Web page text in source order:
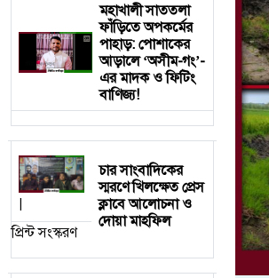
মহাখালী সাততলা
ফাঁড়িতে অপকর্মের
পাহাড়: পোশাকের
আড়ালে ‘অসীম-গং’-
এর মাদক ও ফিটিং
বাণিজ্য!
|
প্রিন্ট সংস্করণ
চার সাংবাদিকের
স্মরণে খিলক্ষেত প্রেস
ক্লাবে আলোচনা ও
দোয়া মাহফিল